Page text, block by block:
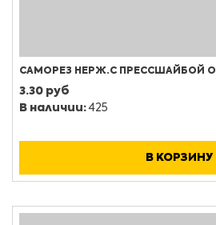
САМОРЕЗ НЕРЖ.С ПРЕССШАЙБОЙ
3.30 руб
В наличии:425
В КОРЗИНУ